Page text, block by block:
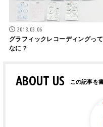
2018.03.06
グラフィックレコーディングって
なに？
ABOUT US